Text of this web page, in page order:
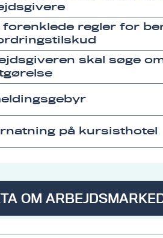
forenklede regler for
skal søge
på kursisthotel
OM